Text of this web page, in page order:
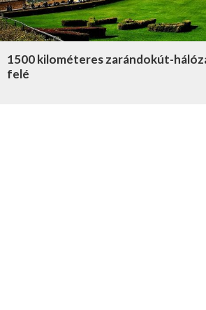
1500 kilométeres zarándokút-
felé